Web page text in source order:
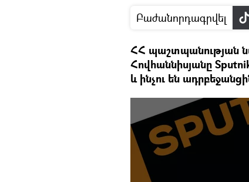
Բաժանորդագրվել
ՀՀ պաշտպանության
Հովհաննիսյանը
և ինչու են